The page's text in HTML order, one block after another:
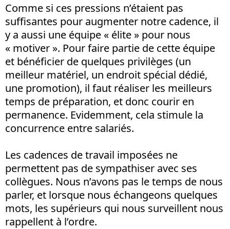
Comme si ces pressions n’étaient pas
suffisantes pour augmenter notre cadence, il
y a aussi une équipe « élite » pour nous
« motiver ». Pour faire partie de cette équipe
et bénéficier de quelques privilèges (un
meilleur matériel, un endroit spécial dédié,
une promotion), il faut réaliser les meilleurs
temps de préparation, et donc courir en
permanence. Evidemment, cela stimule la
concurrence entre salariés.
Les cadences de travail imposées ne
permettent pas de sympathiser avec ses
collègues. Nous n’avons pas le temps de nous
parler, et lorsque nous échangeons quelques
mots, les supérieurs qui nous surveillent nous
rappellent à l’ordre.